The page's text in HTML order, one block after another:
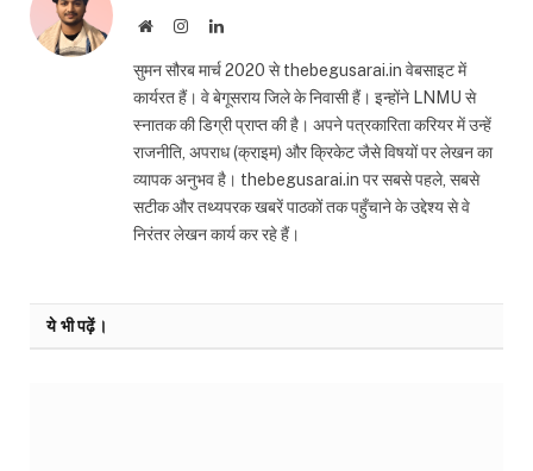
WebsiteInstagramLinkedIn
सुमन सौरब मार्च 2020 से thebegusarai.in वेबसाइट में
कार्यरत हैं। वे बेगूसराय जिले के निवासी हैं। इन्होंने LNMU से
स्नातक की डिग्री प्राप्त की है। अपने पत्रकारिता करियर में उन्हें
राजनीति, अपराध (क्राइम) और क्रिकेट जैसे विषयों पर लेखन का
व्यापक अनुभव है। thebegusarai.in पर सबसे पहले, सबसे
सटीक और तथ्यपरक खबरें पाठकों तक पहुँचाने के उद्देश्य से वे
निरंतर लेखन कार्य कर रहे हैं।
ये भी पढ़ें।